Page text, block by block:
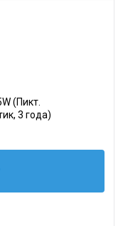
(Пикт.
3 года)